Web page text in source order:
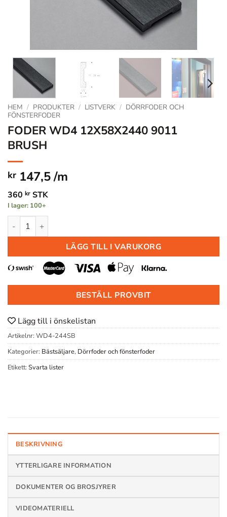
HEM / PRODUKTER / LISTVERK / DÖRRFODER OCH
FÖNSTERFODER
FODER WD4 12X58X2440 9011
BRUSH
kr 147,5 /m
360 kr STK
I lager: 100+
FODER WD4 12X58X2440 9011 BRUSH mängd
LÄGG TILL I VARUKORG
BESTÄLL PROVBIT
Lägg till i önskelistan
Artikelnr: WD4-244SB
Kategorier: Bästsäljare, Dörrfoder och fönsterfoder
Etikett: Svarta lister
BESKRIVNING
YTTERLIGARE INFORMATION
DOKUMENTER OG BROSJYRER
VIDEOMATERIELL